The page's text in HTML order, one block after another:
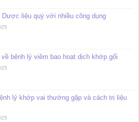
Dược liệu quý với nhiều công dụng
bệnh lý viêm bao hoạt dịch khớp gối
lý khớp vai thường gặp và cách trị liệu